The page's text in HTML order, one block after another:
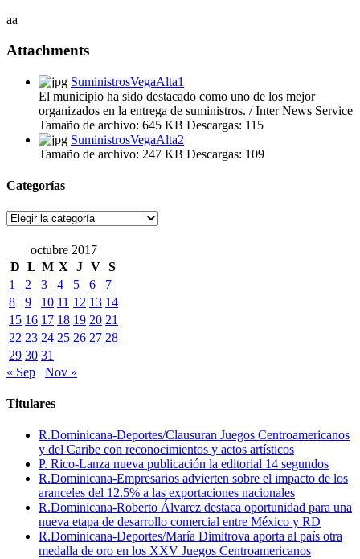
aa
Attachments
SuministrosVegaAlta1
El municipio ha sido destacado como uno de los mejor
organizados en la entrega de suministros. / Inter News Service
Tamaño de archivo: 645 KB Descargas: 115
SuministrosVegaAlta2
Tamaño de archivo: 247 KB Descargas: 109
Categorías
Categorías
octubre 2017
D L M X J V S
1
2 3 4 5 6
7
8
9 10 11 12 13 14
15 16 17 18 19 20 21
22 23 24 25 26 27 28
29 30 31
« Sep
Nov »
Titulares
R.Dominicana-Deportes/Clausuran Juegos Centroamericanos
y del Caribe con reconocimientos y actos artísticos
P. Rico-Lanza nueva publicación la editorial 14 segundos
R.Dominicana-Empresarios advierten sobre el impacto de los
aranceles del 12.5% a las exportaciones nacionales
R.Dominicana-Roberto Álvarez destaca oportunidad para una
nueva etapa de desarrollo comercial entre México y RD
R.Dominicana-Deportes/María Dimitrova aporta al país otra
medalla de oro en los XXV Juegos Centroamericanos